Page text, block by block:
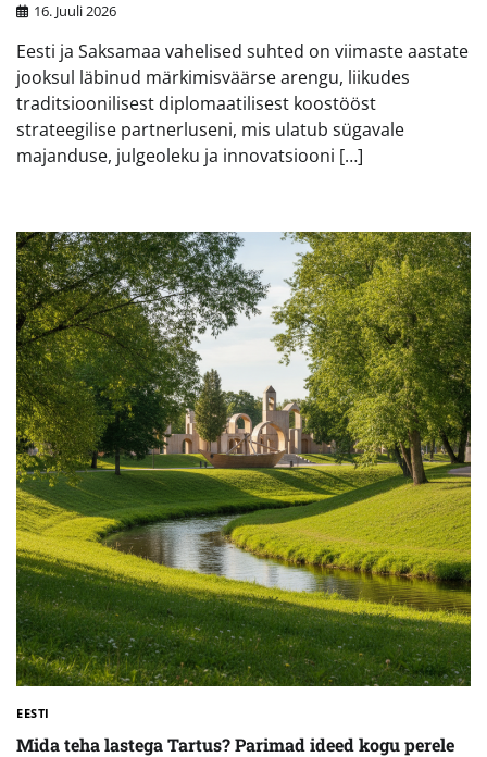
16. Juuli 2026
Eesti ja Saksamaa vahelised suhted on viimaste aastate
jooksul läbinud märkimisväärse arengu, liikudes
traditsioonilisest diplomaatilisest koostööst
strateegilise partnerluseni, mis ulatub sügavale
majanduse, julgeoleku ja innovatsiooni […]
EESTI
Mida teha lastega Tartus? Parimad ideed kogu perele